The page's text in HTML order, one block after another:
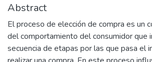
Abstract
El proceso de elección de compra es un
del comportamiento del consumidor que
secuencia de etapas por las que pasa el